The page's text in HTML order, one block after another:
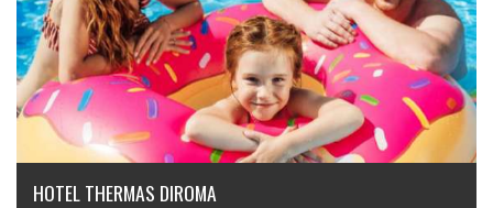
HOTEL THERMAS DIROMA